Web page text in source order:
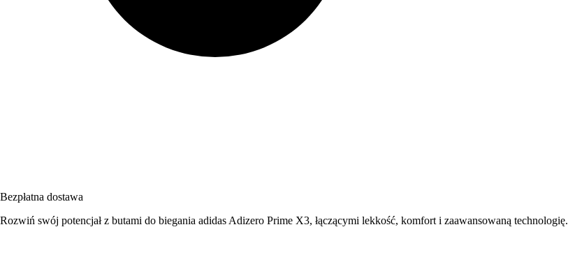
Bezpłatna dostawa
Rozwiń swój potencjał z butami do biegania adidas Adizero Prime X3, łączącymi lekkość, komfort i zaawansowaną technologię.